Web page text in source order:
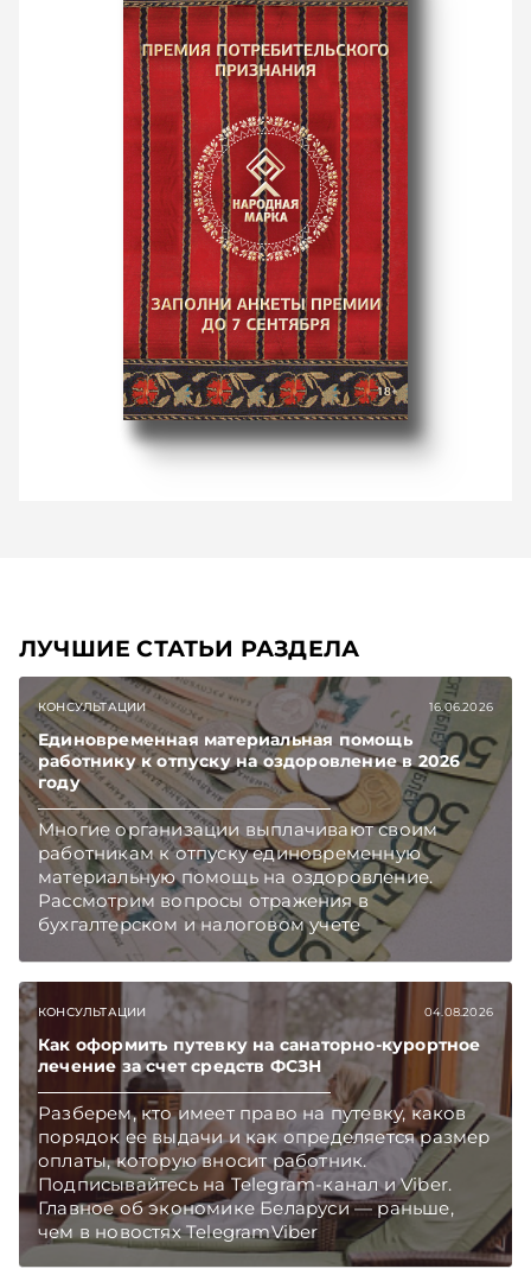
ЛУЧШИЕ СТАТЬИ РАЗДЕЛА
КОНСУЛЬТАЦИИ 16.06.2026
Единовременная материальная помощь
работнику к отпуску на оздоровление в 2026
году
Многие организации выплачивают своим
работникам к отпуску единовременную
материальную помощь на оздоровление.
Рассмотрим вопросы отражения в
бухгалтерском и налоговом учете
хозяйственных операций по начислению и
Подписывайтесь на Telegram‑канал и Viber.
Главное об экономике Беларуси — раньше,
чем в новостях TelegramViber
КОНСУЛЬТАЦИИ 04.08.2026
Как оформить путевку на санаторно-курортное
лечение за счет средств ФСЗН
Разберем, кто имеет право на путевку, каков
порядок ее выдачи и как определяется размер
оплаты, которую вносит работник.
Подписывайтесь на Telegram‑канал и Viber.
Главное об экономике Беларуси — раньше,
чем в новостях TelegramViber